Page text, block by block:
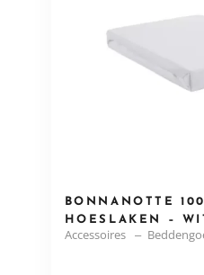
BONNANOTTE
HOESLAKEN –
Accessoires